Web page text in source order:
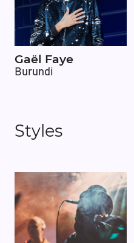
Gaël Faye
Burundi
Styles